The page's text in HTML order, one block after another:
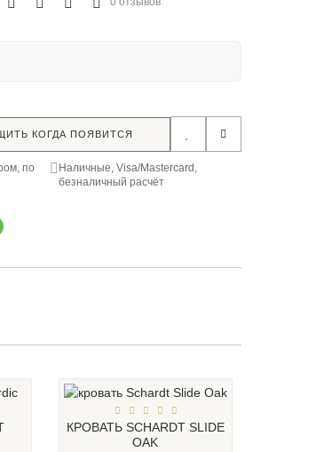
КОГДА ПОЯВИТСЯ
по
Наличные, Visa/Mastercard,
безналичный расчёт
КРОВАТЬ SCHARDT SLIDE
OAK